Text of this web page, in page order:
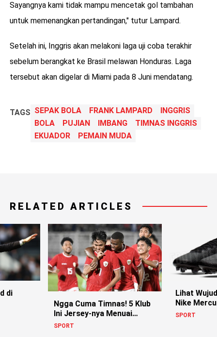
Sayangnya kami tidak mampu mencetak gol tambahan
untuk memenangkan pertandingan," tutur Lampard.
Setelah ini, Inggris akan melakoni laga uji coba terakhir
sebelum berangkat ke Brasil melawan Honduras. Laga
tersebut akan digelar di Miami pada 8 Juni mendatang.
TAGS SEPAK BOLA FRANK LAMPARD
INGGRIS
BOLA
PUJIAN IMBANG
TIMNAS INGGRIS
EKUADOR
PEMAIN MUDA
RELATED ARTICLES
di
Ngga Cuma Timnas! 5 Klub
Ini Jersey-nya Menuai
Kontroversi!
SPORT
Lihat
Nike
yang
SPORT